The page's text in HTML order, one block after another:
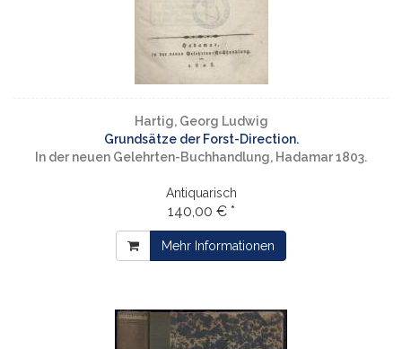
Hartig, Georg Ludwig
Grundsätze der Forst-Direction.
In der neuen Gelehrten-Buchhandlung, Hadamar 1803.
Antiquarisch
140,00 € *
Mehr Informationen